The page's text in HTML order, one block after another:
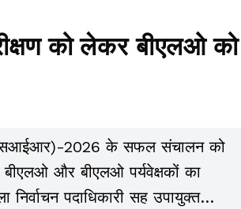
को लेकर बीएलओ को
2026 के सफल संचालन को
और बीएलओ पर्यवेक्षकों का
पदाधिकारी सह उपायुक्त